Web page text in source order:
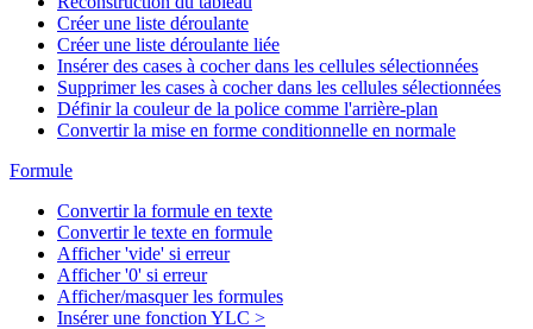
Créer une liste déroulante
Créer une liste déroulante liée
Insérer des cases à cocher dans les cellules sélectionnées
Supprimer les cases à cocher dans les cellules sélectionnées
Définir la couleur de la police comme l'arrière-plan
Convertir la mise en forme conditionnelle en normale
Formule
Convertir la formule en texte
Convertir le texte en formule
Afficher 'vide' si erreur
Afficher '0' si erreur
Afficher/masquer les formules
Insérer une fonction YLC >